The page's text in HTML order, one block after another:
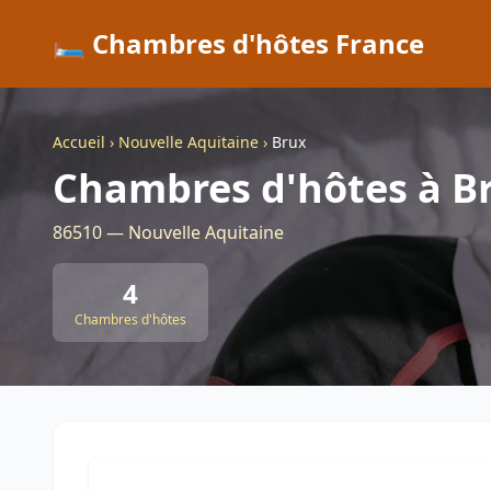
🛏️ Chambres d'hôtes France
Accueil › Nouvelle Aquitaine › Brux
Chambres d'hôtes à
86510 — Nouvelle Aquitaine
4
Chambres d'hôtes